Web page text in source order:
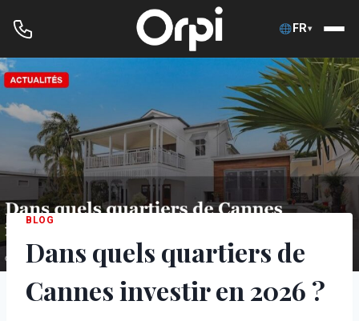
FR▾
Aller
au
contenu
BLOG
Dans quels quartiers de
Cannes investir en 2026 ?